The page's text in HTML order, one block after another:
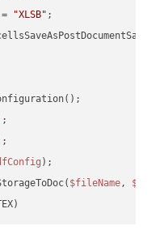
"XLSB"
$fileName,